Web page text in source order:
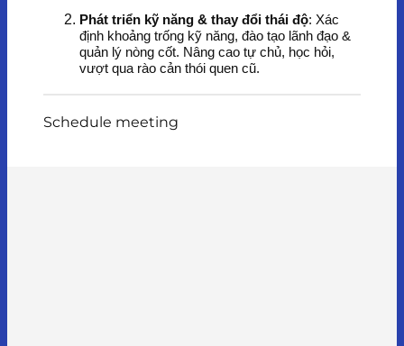
Phát triển kỹ năng & thay đổi thái độ: Xác
định khoảng trống kỹ năng, đào tạo lãnh đạo &
quản lý nòng cốt. Nâng cao tự chủ, học hỏi,
vượt qua rào cản thói quen cũ.
Schedule meeting